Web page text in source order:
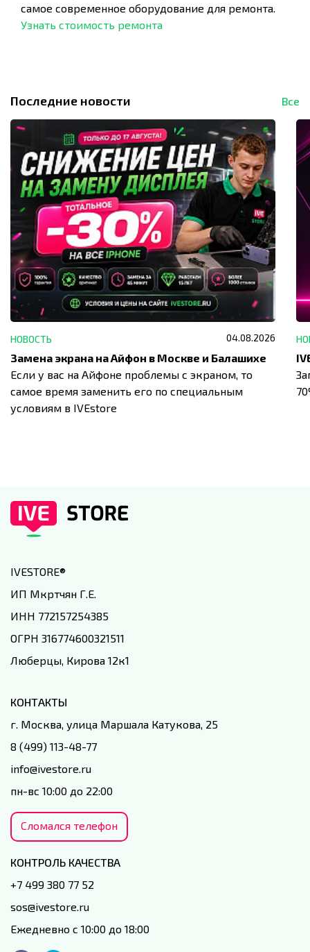
самое современное оборудование для ремонта.
Узнать стоимость ремонта
Последние новости Все
НОВОСТЬ 04.08.2026
Замена экрана на Айфон в Москве и Балашихе
Если у вас на Айфоне проблемы с экраном, то
самое время заменить его по специальным
условиям в IVEstore
IVESTORE®
ИП Мкртчян Г.Е.
ИНН 772157254385
ОГРН 316774600321511
Люберцы, Кирова 12к1
КОНТАКТЫ
г. Москва, улица Маршала Катукова, 25
8 (499) 113-48-77
info@ivestore.ru
пн-вс 10:00 до 22:00
Сломался телефон
КОНТРОЛЬ КАЧЕСТВА
+7 499 380 77 52
sos@ivestore.ru
Ежедневно с 10:00 до 18:00